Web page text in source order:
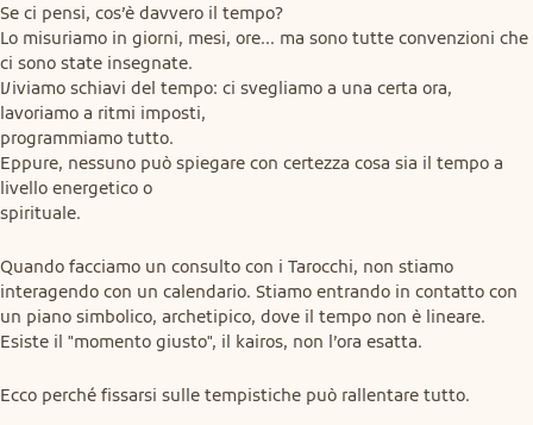
Se ci pensi, cos’è davvero il tempo?
Lo misuriamo in giorni, mesi, ore... ma sono tutte convenzioni che
ci sono state insegnate.
Viviamo schiavi del tempo: ci svegliamo a una certa ora,
lavoriamo a ritmi imposti,
programmiamo tutto.
Eppure, nessuno può spiegare con certezza cosa sia il tempo a
livello energetico o
spirituale.
Quando facciamo un consulto con i Tarocchi, non stiamo
interagendo con un calendario. Stiamo entrando in contatto con
un piano simbolico, archetipico, dove il tempo non è lineare.
Esiste il "momento giusto", il kairos, non l’ora esatta.
Ecco perché fissarsi sulle tempistiche può rallentare tutto.